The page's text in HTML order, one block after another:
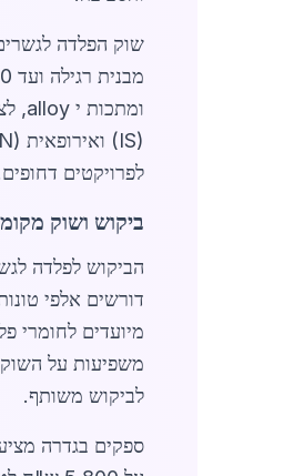
ומתכות י alloy, לצד דרישה גבוהה מפרויקטים תשתיתיים. ספקים מובילים כמו חברות
לפרויקטים
ביקוש ושוק
מיועדים לחומרי
משפיעות על
לביקוש משותף.